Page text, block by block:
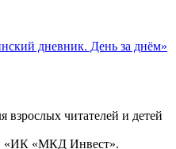
дневник. День за днём»
читателей и детей
«ИК «МКД Инвест».